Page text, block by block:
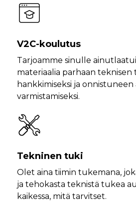
V2C-koulutus
Tarjoamme sinulle
materiaalia parhaan teknisen
hankkimiseksi ja
varmistamiseksi.
Tekninen tuki
Olet aina tiimin tukemana,
ja tehokasta teknistä tukea
kaikessa, mitä tarvitset.